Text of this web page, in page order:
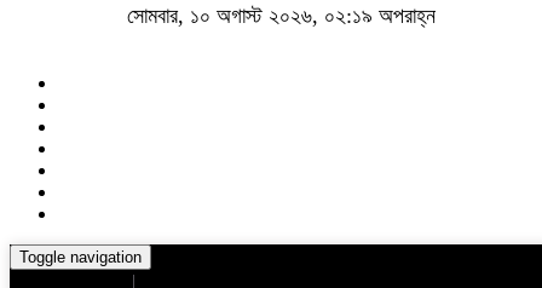
সোমবার, ১০ অগাস্ট ২০২৬, ০২:১৯ অপরাহ্ন
Toggle navigation